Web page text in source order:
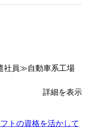
社員≫自動車系工場
詳細を表示